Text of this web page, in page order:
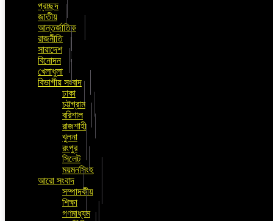
প্রচ্ছদ
জাতীয়
আন্তর্জাতিক
রাজনীতি
সারাদেশ
বিনোদন
খেলাধুলা
বিভাগীয় সংবাদ
ঢাকা
চট্টগ্রাম
বরিশাল
রাজশাহী
খুলনা
রংপুর
সিলেট
ময়মনসিংহ
আরো সংবাদ
সম্পাদকীয়
শিক্ষা
গণমাধ্যম